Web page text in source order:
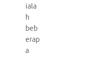
iala
h
beb
erap
a